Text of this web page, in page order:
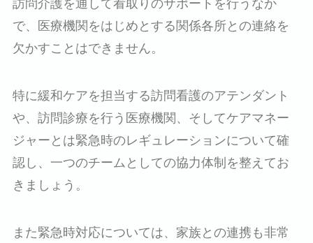
訪問介護を通して看取りのサポートを行うなか
で、医療機関をはじめとする関係各所との連絡を
欠かすことはできません。
特に緩和ケアを担当する訪問看護のアテンダント
や、訪問診療を行う医療機関、そしてケアマネー
ジャーとは緊急時のレギュレーションについて確
認し、一つのチームとしての協力体制を整えてお
きましょう。
また緊急時対応については、家族との連携も非常